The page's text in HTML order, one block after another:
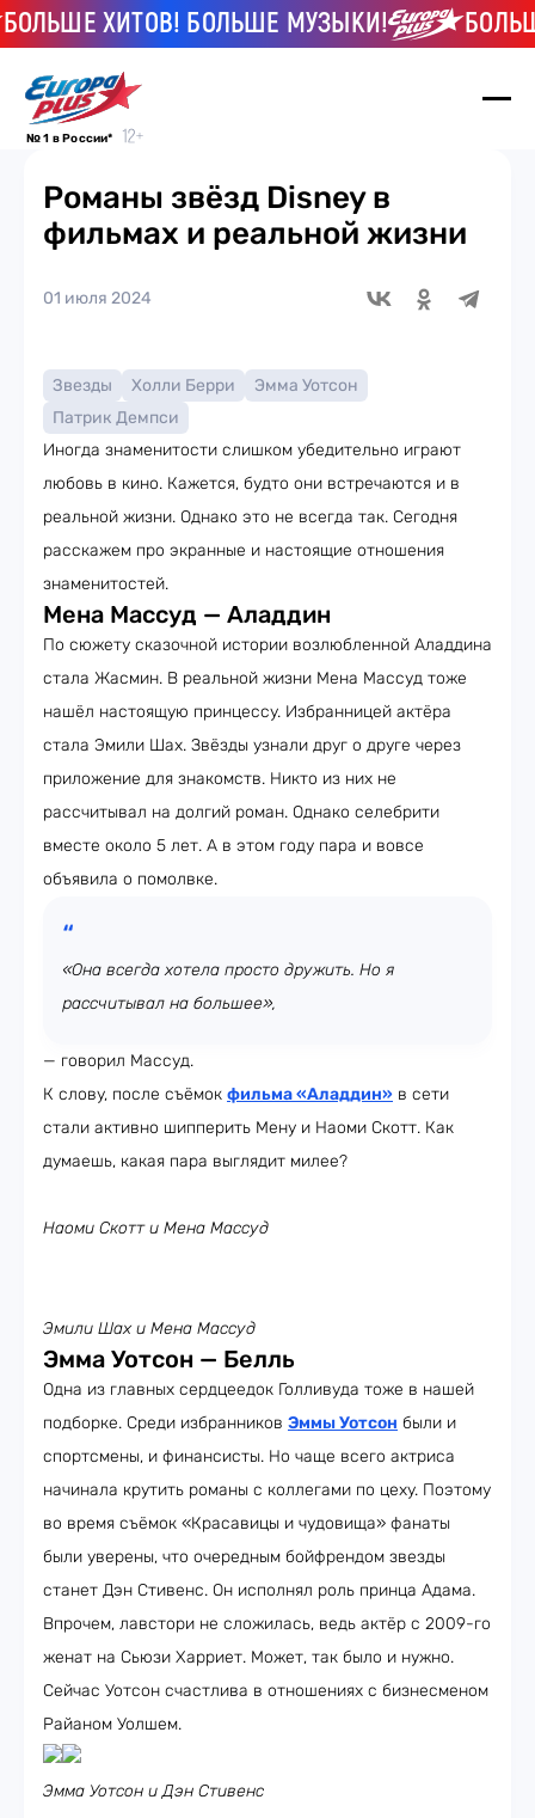
ХИТОВ! БОЛЬШЕ МУЗЫКИ! БОЛЬШЕ
№ 1 в России*
Романы звёзд Disney в
фильмах и реальной жизни
01 июля 2024
Звезды Холли Берри
Эмма Уотсон
Патрик Демпси
Иногда знаменитости слишком убедительно играют
любовь в кино. Кажется, будто они встречаются и в
реальной жизни. Однако это не всегда так. Сегодня
расскажем про экранные и настоящие отношения
знаменитостей.
Мена Массуд — Аладдин
По сюжету сказочной истории возлюбленной Аладдина
стала Жасмин. В реальной жизни Мена Массуд тоже
нашёл настоящую принцессу. Избранницей актёра
стала Эмили Шах. Звёзды узнали друг о друге через
приложение для знакомств. Никто из них не
рассчитывал на долгий роман. Однако селебрити
вместе около 5 лет. А в этом году пара и вовсе
объявила о помолвке.
«Она всегда хотела просто дружить. Но я
рассчитывал на большее»,
— говорил Массуд.
К слову, после съёмок фильма «Аладдин» в сети
стали активно шипперить Мену и Наоми Скотт. Как
думаешь, какая пара выглядит милее?
Наоми Скотт и Мена Массуд
Эмили Шах и Мена Массуд
Эмма Уотсон — Белль
Одна из главных сердцеедок Голливуда тоже в нашей
подборке. Среди избранников Эммы Уотсон были и
спортсмены, и финансисты. Но чаще всего актриса
начинала крутить романы с коллегами по цеху. Поэтому
во время съёмок «Красавицы и чудовища» фанаты
были уверены, что очередным бойфрендом звезды
станет Дэн Стивенс. Он исполнял роль принца Адама.
Впрочем, лавстори не сложилась, ведь актёр с 2009-го
женат на Сьюзи Харриет. Может, так было и нужно.
Сейчас Уотсон счастлива в отношениях с бизнесменом
Райаном Уолшем.
Эмма Уотсон и Дэн Стивенс